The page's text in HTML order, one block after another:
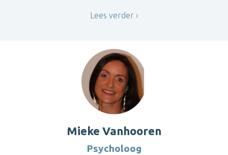
Lees verder
Mieke Vanhooren
Psycholoog